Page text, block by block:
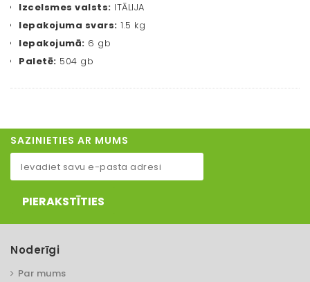
Izcelsmes valsts: ITĀLIJA
Iepakojuma svars: 1.5 kg
Iepakojumā: 6 gb
Paletē: 504 gb
SAZINIETIES AR MUMS
PIERAKSTĪTIES
Noderīgi
Par mums